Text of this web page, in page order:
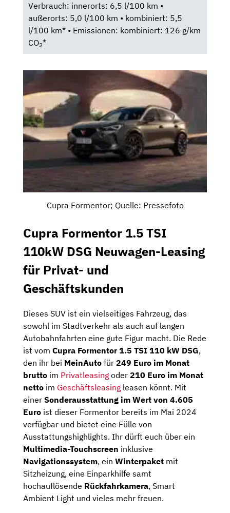
Verbrauch: innerorts: 6,5 l/100 km •
außerorts: 5,0 l/100 km • kombiniert: 5,5
l/100 km* • Emissionen: kombiniert: 126 g/km
CO2*
Cupra Formentor; Quelle: Pressefoto
Cupra Formentor 1.5 TSI
110kW DSG Neuwagen-Leasing
für Privat- und
Geschäftskunden
Dieses SUV ist ein vielseitiges Fahrzeug, das
sowohl im Stadtverkehr als auch auf langen
Autobahnfahrten eine gute Figur macht. Die Rede
ist vom Cupra Formentor 1.5 TSI 110 kW DSG,
den ihr bei MeinAuto für 249 Euro im Monat
brutto im Privatleasing oder 210 Euro im Monat
netto im Geschäftsleasing leasen könnt. Mit
einer Sonderausstattung im Wert von 4.605
Euro ist dieser Formentor bereits im Mai 2024
verfügbar und bietet eine Fülle von
Ausstattungshighlights. Ihr dürft euch über ein
Multimedia-Touchscreen inklusive
Navigationssystem, ein Winterpaket mit
Sitzheizung, eine Einparkhilfe samt
hochauflösende Rückfahrkamera, Smart
Ambient Light und vieles mehr freuen.